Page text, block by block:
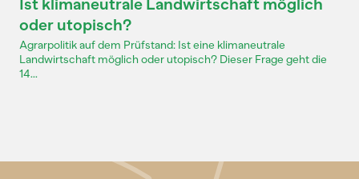
Ist klimaneutrale Landwirtschaft möglich
oder utopisch?
Agrarpolitik auf dem Prüfstand: Ist eine klimaneutrale
Landwirtschaft möglich oder utopisch? Dieser Frage geht die
14...